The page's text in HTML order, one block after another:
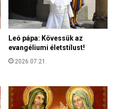
Leó pápa: Kövessük az
evangéliumi életstílust!
2026.07.21.